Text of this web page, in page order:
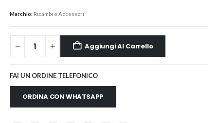
Marchio: Ricambi e Accessori
Aggiungi Al Carrello
FAI UN ORDINE TELEFONICO
ORDINA CON WHATSAPP